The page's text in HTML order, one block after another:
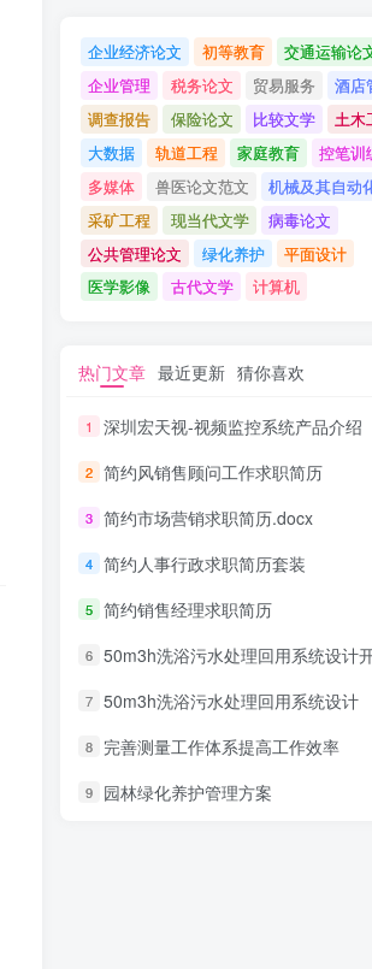
企业经济论文 初等教育
交通运输论
企业管理
税务论文 贸易服务
酒店
调查报告
保险论文 比较文学
土木
大数据
轨道工程 家庭教育
控笔训
多媒体
兽医论文范文
机械及其自动
采矿工程
现当代文学
病毒论文
公共管理论文
绿化养护
平面设计
医学影像
古代文学 计算机
热门文章 最近更新 猜你喜欢
1 深圳宏天视-视频监控系统产品介绍
2 简约风销售顾问工作求职简历
3 简约市场营销求职简历.docx
4 简约人事行政求职简历套装
5 简约销售经理求职简历
6 50m3h洗浴污水处理回用系统设计开题
7 50m3h洗浴污水处理回用系统设计
8 完善测量工作体系提高工作效率
9 园林绿化养护管理方案